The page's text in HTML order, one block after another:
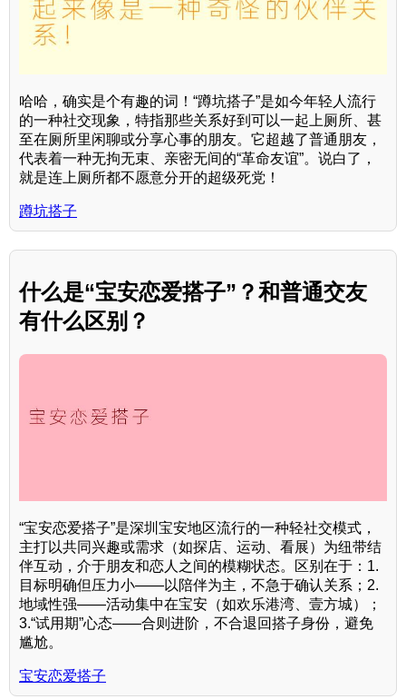
哈哈，确实是个有趣的词！“蹲坑搭子”是如今年轻人流行
的一种社交现象，特指那些关系好到可以一起上厕所、甚
至在厕所里闲聊或分享心事的朋友。它超越了普通朋友，
代表着一种无拘无束、亲密无间的“革命友谊”。说白了，
就是连上厕所都不愿意分开的超级死党！
蹲坑搭子
什么是“宝安恋爱搭子”？和普通交友
有什么区别？
“宝安恋爱搭子”是深圳宝安地区流行的一种轻社交模式，
主打以共同兴趣或需求（如探店、运动、看展）为纽带结
伴互动，介于朋友和恋人之间的模糊状态。区别在于：1.
目标明确但压力小——以陪伴为主，不急于确认关系；2.
地域性强——活动集中在宝安（如欢乐港湾、壹方城）；
3.“试用期”心态——合则进阶，不合退回搭子身份，避免
尴尬。
宝安恋爱搭子